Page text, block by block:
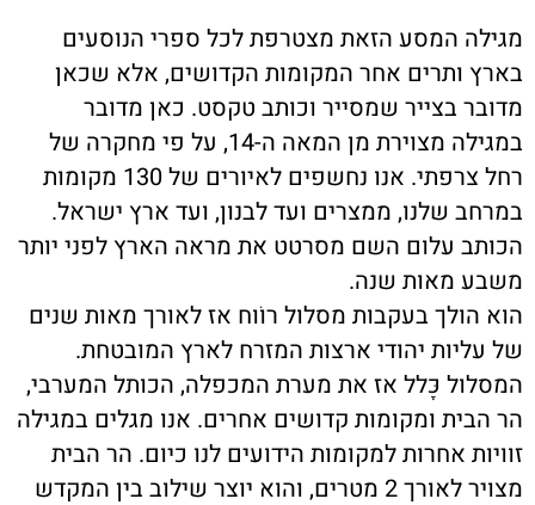
מגילה המסע הזאת מצטרפת לכל ספרי הנוסעים
בארץ ותרים אחר המקומות הקדושים, אלא שכאן
מדובר בצייר שמסייר וכותב טקסט. כאן מדובר
במגילה מצוירת מן המאה ה-14, על פי מחקרה של
רחל צרפתי. אנו נחשפים לאיורים של 130 מקומות
במרחב שלנו, ממצרים ועד לבנון, ועד ארץ ישראל.
הכותב עלום השם מסרטט את מראה הארץ לפני יותר
משבע מאות שנה.
הוא הולך בעקבות מסלול רוֹוח אז לאורך מאות שנים
של עליות יהודי ארצות המזרח לארץ המובטחת.
המסלול כָּלל אז את מערת המכפלה, הכותל המערבי,
הר הבית ומקומות קדושים אחרים. אנו מגלים במגילה
זוויות אחרות למקומות הידועים לנו כיום. הר הבית
מצויר לאורך 2 מטרים, והוא יוצר שילוב בין המקדש